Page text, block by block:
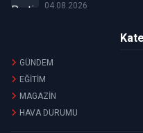
04.08.2026
GÜNDEM
EĞİTİM
MAGAZİN
HAVA DURUMU